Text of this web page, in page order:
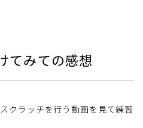
てみての感想
クラッチを行う動画を見て練習